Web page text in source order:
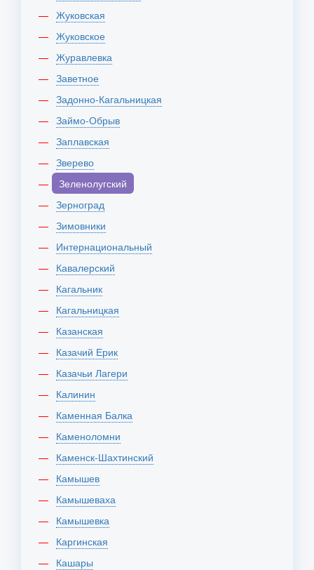
Жуковская
Жуковское
Журавлевка
Заветное
Задонно-Кагальницкая
Займо-Обрыв
Заплавская
Зверево
Зеленолугский
Зерноград
Зимовники
Интернациональный
Кавалерский
Кагальник
Кагальницкая
Казанская
Казачий Ерик
Казачьи Лагери
Калинин
Каменная Балка
Каменоломни
Каменск-Шахтинский
Камышев
Камышеваха
Камышевка
Каргинская
Кашары